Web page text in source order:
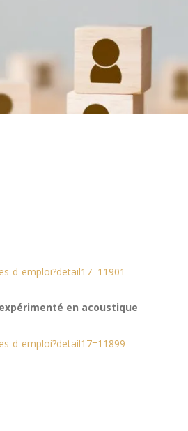
d-emploi?detail17=11901
en acoustique
d-emploi?detail17=11899